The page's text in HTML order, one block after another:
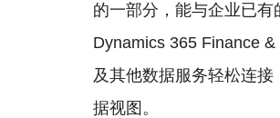
的一部分，能与企业已有
Dynamics 365 Finance &
及其他数据服务轻松连接
据视图。